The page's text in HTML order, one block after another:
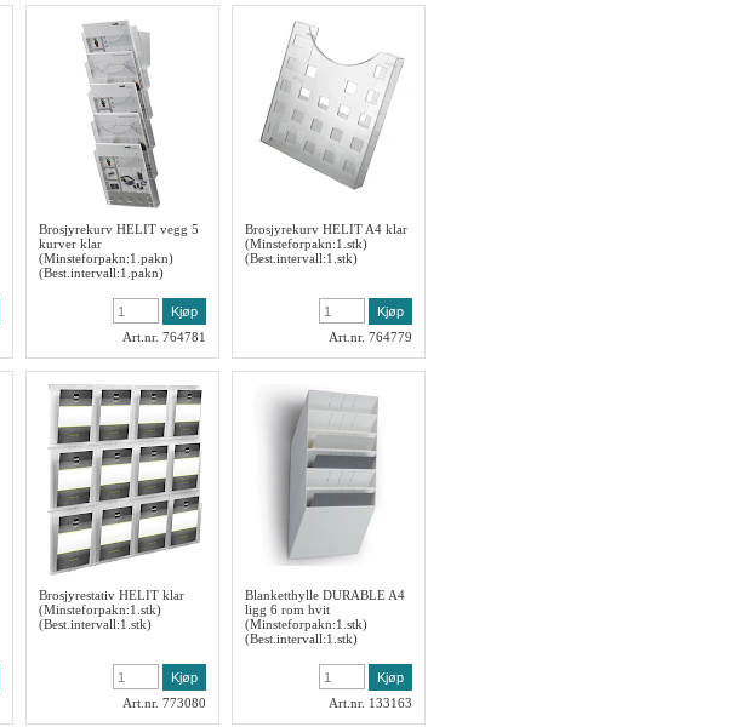
Brosjyrekurv HELIT vegg 5
kurver klar
(Minsteforpakn:1.pakn)
(Best.intervall:1.pakn)
Art.nr. 764781
Brosjyrekurv HELIT A4 klar
(Minsteforpakn:1.stk)
(Best.intervall:1.stk)
Art.nr. 764779
Brosjyrestativ HELIT klar
(Minsteforpakn:1.stk)
(Best.intervall:1.stk)
Art.nr. 773080
Blanketthylle DURABLE A4
ligg 6 rom hvit
(Minsteforpakn:1.stk)
(Best.intervall:1.stk)
Art.nr. 133163